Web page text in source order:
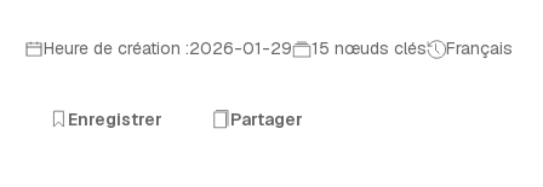
Heure de création :2026-01-29 15 nœuds clés Français
Enregistrer Partager